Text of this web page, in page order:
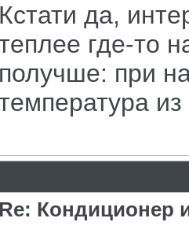
Кстати да,
где-то
получше: при
Re: Кондиционер